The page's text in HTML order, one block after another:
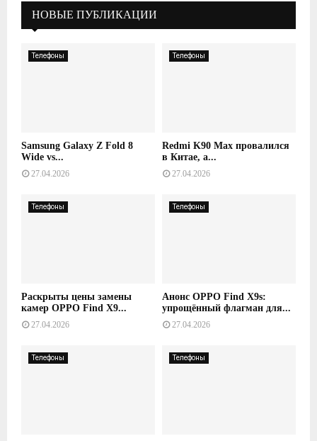
НОВЫЕ ПУБЛИКАЦИИ
Телефоны
Samsung Galaxy Z Fold 8
Wide vs...
27.04.2026
Телефоны
Redmi K90 Max провалился
в Китае, а...
27.04.2026
Телефоны
Раскрыты цены замены
камер OPPO Find X9...
27.04.2026
Телефоны
Анонс OPPO Find X9s:
упрощённый флагман для...
27.04.2026
Телефоны Телефоны